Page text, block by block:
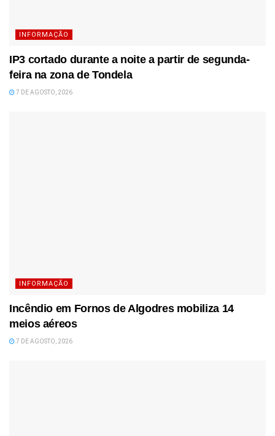
INFORMAÇÃO
IP3 cortado durante a noite a partir de segunda-
feira na zona de Tondela
7 DE AGOSTO, 2026
INFORMAÇÃO
Incêndio em Fornos de Algodres mobiliza 14
meios aéreos
7 DE AGOSTO, 2026